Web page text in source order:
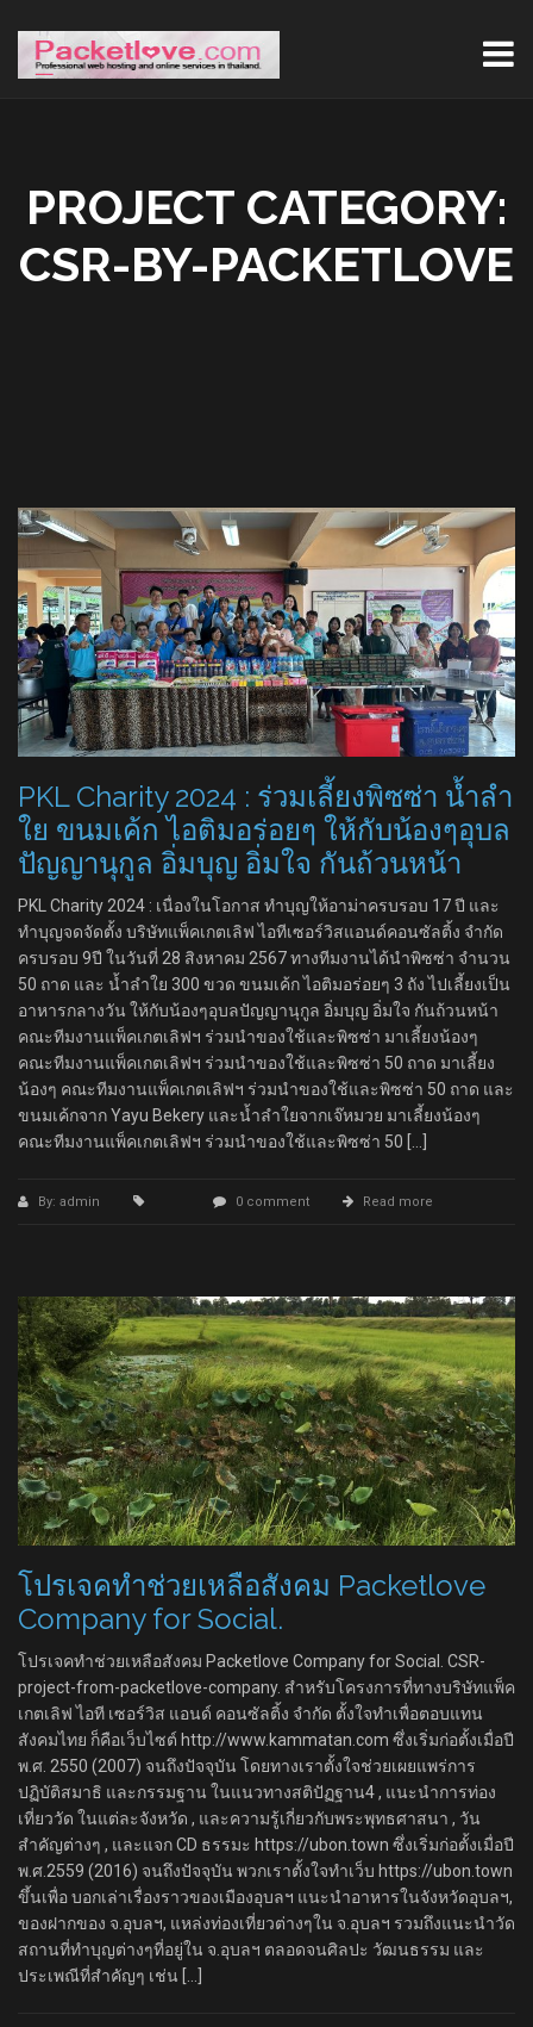
PROJECT CATEGORY:
CSR-BY-PACKETLOVE
PKL Charity 2024 : ร่วมเลี้ยงพิซซ่า น้ำลำ
ใย ขนมเค้ก ไอติมอร่อยๆ ให้กับน้องๆอุบล
ปัญญานุกูล อิ่มบุญ อิ่มใจ กันถ้วนหน้า
PKL Charity 2024 : เนื่องในโอกาส ทำบุญให้อาม่าครบรอบ 17 ปี และ
ทำบุญจดจัดตั้ง บริษัทแพ็คเกตเลิฟ ไอทีเซอร์วิสแอนด์คอนซัลติ้ง จำกัด
ครบรอบ 9ปี ในวันที่ 28 สิงหาคม 2567 ทางทีมงานได้นำพิซซ่า จำนวน
50 ถาด และ น้ำลำใย 300 ขวด ขนมเค้ก ไอติมอร่อยๆ 3 ถัง ไปเลี้ยงเป็น
อาหารกลางวัน ให้กับน้องๆอุบลปัญญานุกูล อิ่มบุญ อิ่มใจ กันถ้วนหน้า
คณะทีมงานแพ็คเกตเลิฟฯ ร่วมนำของใช้และพิซซ่า มาเลี้ยงน้องๆ
คณะทีมงานแพ็คเกตเลิฟฯ ร่วมนำของใช้และพิซซ่า 50 ถาด มาเลี้ยง
น้องๆ คณะทีมงานแพ็คเกตเลิฟฯ ร่วมนำของใช้และพิซซ่า 50 ถาด และ
ขนมเค้กจาก Yayu Bekery และน้ำลำใยจากเจ๊หมวย มาเลี้ยงน้องๆ
คณะทีมงานแพ็คเกตเลิฟฯ ร่วมนำของใช้และพิซซ่า 50 […]
By: admin 0 comment Read more
โปรเจคทำช่วยเหลือสังคม Packetlove
Company for Social.
โปรเจคทำช่วยเหลือสังคม Packetlove Company for Social. CSR-
project-from-packetlove-company. สำหรับโครงการที่ทางบริษัทแพ็ค
เกตเลิฟ ไอที เซอร์วิส แอนด์ คอนซัลติ้ง จำกัด ตั้งใจทำเพื่อตอบแทน
สังคมไทย ก็คือเว็บไซต์ http://www.kammatan.com ซึ่งเริ่มก่อตั้งเมื่อปี
พ.ศ. 2550 (2007) จนถึงปัจจุบัน โดยทางเราตั้งใจช่วยเผยแพร่การ
ปฏิบัติสมาธิ และกรรมฐาน ในแนวทางสติปัฏฐาน4 , แนะนำการท่อง
เที่ยววัด ในแต่ละจังหวัด , และความรู้เกี่ยวกับพระพุทธศาสนา , วัน
สำคัญต่างๆ , และแจก CD ธรรมะ https://ubon.town ซึ่งเริ่มก่อตั้งเมื่อปี
พ.ศ.2559 (2016) จนถึงปัจจุบัน พวกเราตั้งใจทำเว็บ https://ubon.town
ขึ้นเพื่อ บอกเล่าเรื่องราวของเมืองอุบลฯ แนะนำอาหารในจังหวัดอุบลฯ,
ของฝากของ จ.อุบลฯ, แหล่งท่องเที่ยวต่างๆใน จ.อุบลฯ รวมถึงแนะนำวัด
สถานที่ทำบุญต่างๆที่อยู่ใน จ.อุบลฯ ตลอดจนศิลปะ วัฒนธรรม และ
ประเพณีที่สำคัญๆ เช่น […]